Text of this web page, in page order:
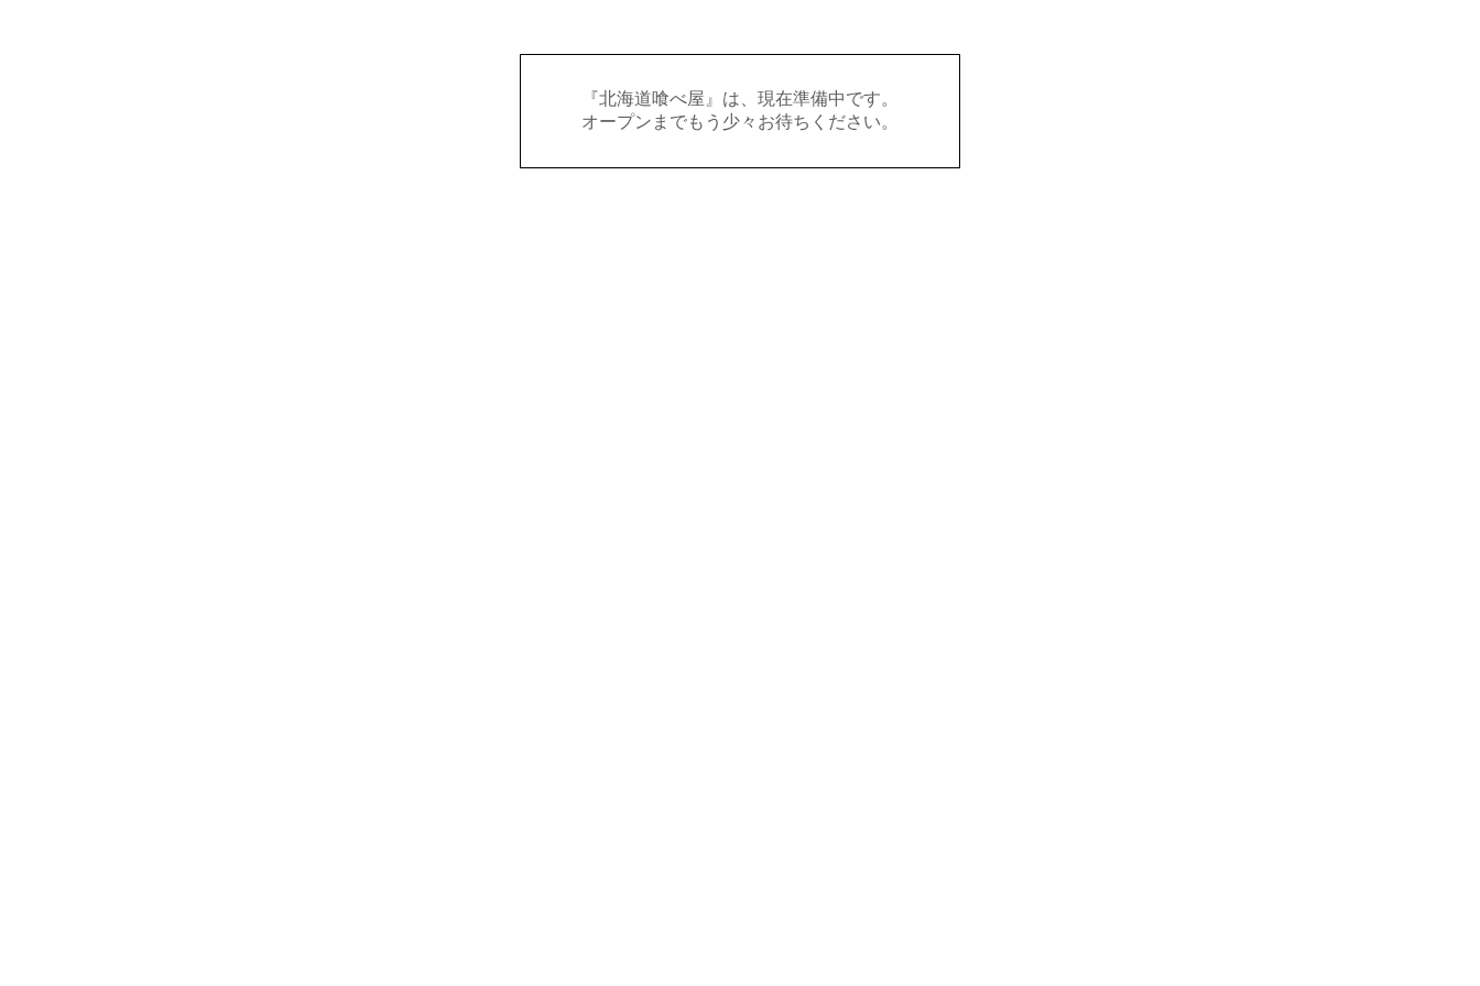
『北海道喰べ屋』は、現在準備中です。
オープンまでもう少々お待ちください。